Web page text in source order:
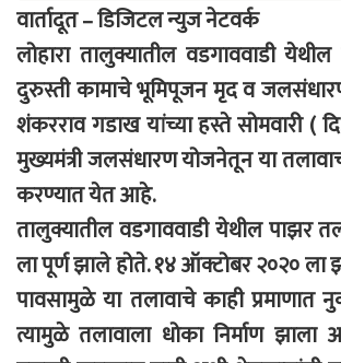
वार्तादूत – डिजिटल न्युज नेटवर्क
लोहारा तालुक्यातील वडगाववाडी
दुरुस्ती कामाचे भूमिपूजन मृद व
शंकरराव गडाख यांच्या हस्ते सोमवारी (
मुख्यमंत्री जलसंधारण योजनेतून या
करण्यात येत आहे.
तालुक्यातील वडगाववाडी येथील पाझर
ला पूर्ण झाले होते. १४ ऑक्टोबर २०२०
पावसामुळे या तलावाचे काही प्रमाणात
त्यामुळे तलावाला धोका निर्माण झाला